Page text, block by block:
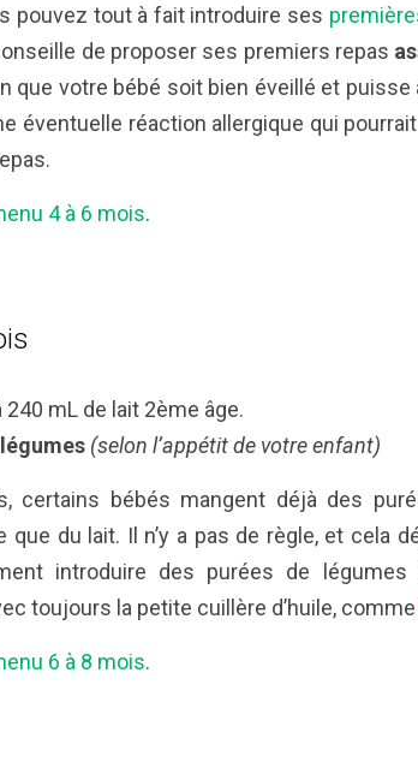
pouvez tout à fait introduire ses
de proposer ses premiers repas
que votre bébé soit bien éveillé et
éventuelle réaction allergique qui
4 à 6 mois.
mL de lait 2ème âge.
(selon l’appétit de votre enfant)
bébés mangent déjà des
que du lait. Il n’y a pas de règle, et cela
introduire des purées de
toujours la petite cuillère d’huile, comme
6 à 8 mois.